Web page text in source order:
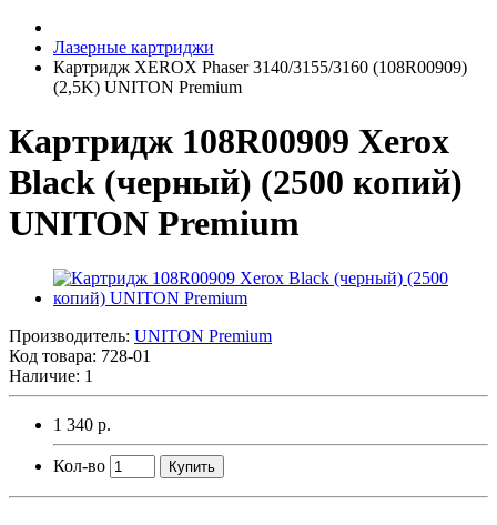
Лазерные картриджи
Картридж XEROX Phaser 3140/3155/3160 (108R00909)
(2,5K) UNITON Premium
Картридж 108R00909 Xerox
Black (черный) (2500 копий)
UNITON Premium
Производитель: UNITON Premium
Код товара: 728-01
Наличие: 1
1 340 р.
Кол-во Купить